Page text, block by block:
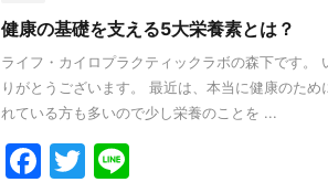
b
o
o
k
健康の基礎を支える5大栄養素とは？
ライフ・カイロプラクティックラボの森下です。
りがとうございます。 最近は、本当に健康のた
れている方も多いので少し栄養のことを ...
F
T